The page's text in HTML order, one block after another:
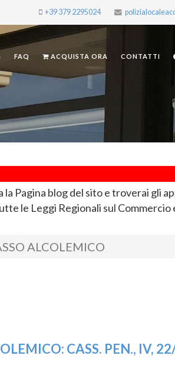
+39 379 2295024
FAQ ACQUISTA ORA CONTATTI
la Pagina blog del sito e troverai gli
le Leggi Regionali sul
ALCOLEMICO
CASS. PEN., IV,